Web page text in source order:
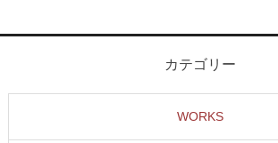
カテゴリー
WORKS